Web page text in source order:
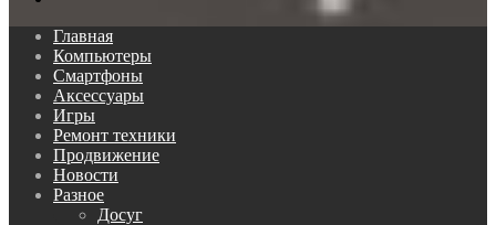
Главная
Компьютеры
Смартфоны
Аксессуары
Игры
Ремонт техники
Продвижение
Новости
Разное
Досуг